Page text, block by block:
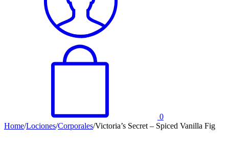
0
Home/Lociones/Corporales/Victoria’s Secret – Spiced Vanilla Fig